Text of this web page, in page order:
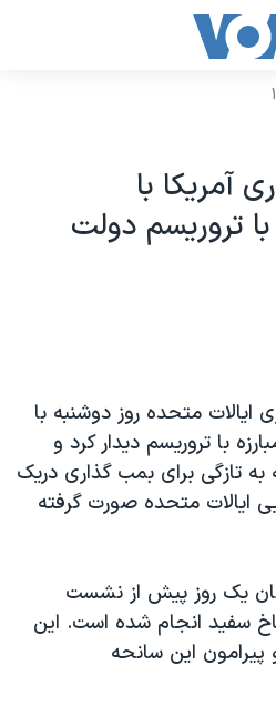
آمریکا با
تروریسم دولت
ایالات متحده روز دوشنبه با
با تروریسم دیدار کرد و
تازگی برای بمب گذاری دریک
ایالات متحده صورت گرفته
یک روز پیش از نشست
سفید انجام شده است. این
این سانحه